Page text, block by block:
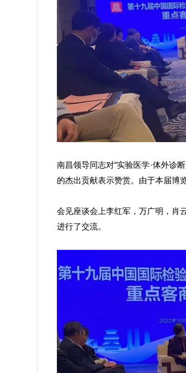
南昌领导同志对“实验医学·体外诊
的杰出贡献表示赞赏。由于本届博
会见座谈会上李红军，万广明，肖
进行了交流。